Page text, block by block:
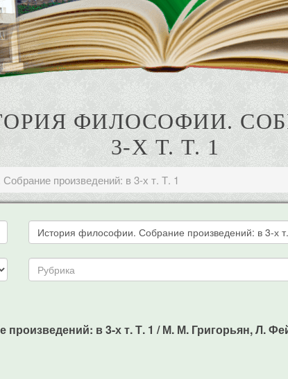
ФИЛОСОФИИ.
3-Х Т. Т. 1
произведений: в 3-х т. Т. 1
в 3-х т. Т. 1 / М. М. Григорьян, Л.